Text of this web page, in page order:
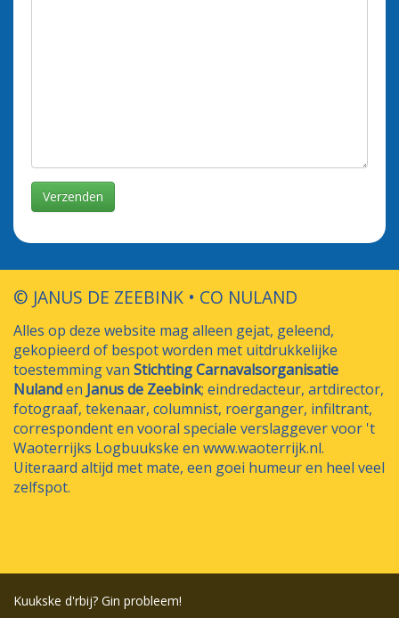
© JANUS DE ZEEBINK • CO NULAND
Alles op deze website mag alleen gejat, geleend,
gekopieerd of bespot worden met uitdrukkelijke
toestemming van Stichting Carnavalsorganisatie
Nulanden Janus de Zeebink; eindredacteur, artdirector,
fotograaf, tekenaar, columnist, roerganger, infiltrant,
correspondent en vooral speciale verslaggever voor 't
Waoterrijks Logbuukske en www.waoterrijk.nl.
Uiteraard altijd met mate, een goei humeur en heel veel
zelfspot.
Kuukske d'rbij? Gin probleem!